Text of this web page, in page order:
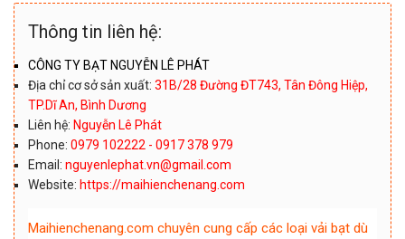
Thông tin liên hệ:
CÔNG TY BẠT NGUYỄN LÊ PHÁT
Địa chỉ cơ sở sản xuất: 31B/28 Đường ĐT743, Tân Đông Hiệp,
TP.Dĩ An, Bình Dương
Liên hệ: Nguyễn Lê Phát
Phone: 0979 102222 - 0917 378 979
Email: nguyenlephat.vn@gmail.com
Website: https://maihienchenang.com
Maihienchenang.com chuyên cung cấp các loại vải bạt dù